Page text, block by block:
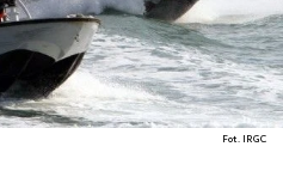
Fot. IRGC